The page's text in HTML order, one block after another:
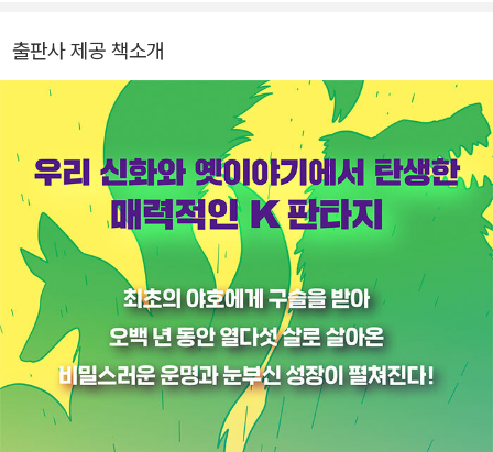
『이 망할 열네 살』 「오백 년째 열다섯」 시리즈, 에세이 『다행히 괜찮
은 어른이 되었습니다』 『흔들리는 십 대를 지탱해 줄 다정한 문장들』
등 많은 작품을 썼다.
출판사 제공 책소개